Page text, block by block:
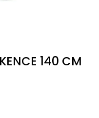
140 CM